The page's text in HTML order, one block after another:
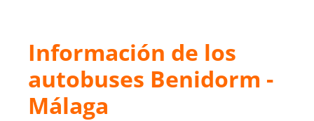
Información de los
autobuses Benidorm -
Málaga